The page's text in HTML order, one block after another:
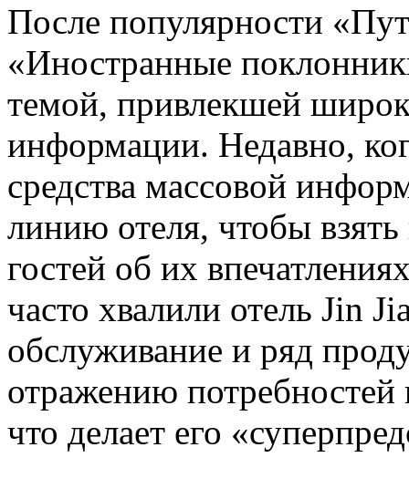
После популярности
«Иностранные
темой, привлекшей
информации. Недавно,
средства массовой
линию отеля, чтобы
гостей об их
часто хвалили отель Jin
обслуживание и ряд
отражению потребностей
что делает его